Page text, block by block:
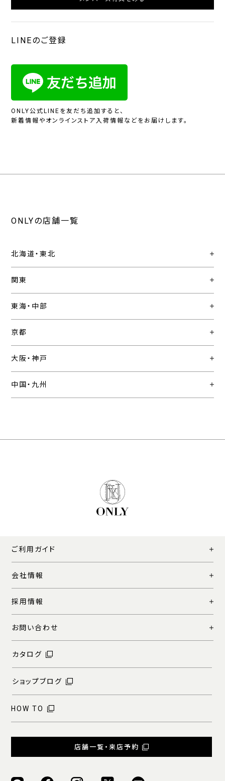
LINEのご登録
ONLY公式LINEを友だち追加すると、
新着情報やオンラインストア入荷情報などをお届けします。
ONLYの店舗一覧
北海道・東北
関東
東海・中部
京都
大阪・神戸
中国・九州
ご利用ガイド
会社情報
採用情報
お問い合わせ
カタログ
ショップブログ
HOW TO
店舗一覧・来店予約